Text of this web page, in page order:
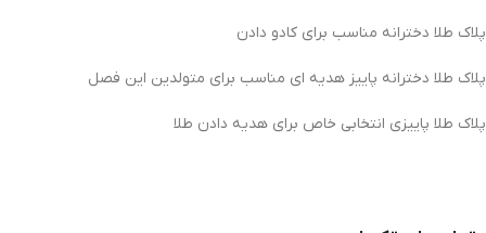
پلاک طلا دخترانه مناسب برای کادو دادن
پلاک طلا دخترانه پاییز هدیه ای مناسب برای متولدین این فصل
پلاک طلا پاییزی انتخابی خاص برای هدیه دادن طلا